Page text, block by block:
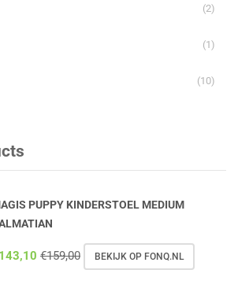
(2)
(1)
(10)
PUPPY KINDERSTOEL MEDIUM
143,10 €159,00 BEKIJK OP FONQ.NL